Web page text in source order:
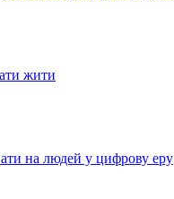
жити
на людей у цифрову еру